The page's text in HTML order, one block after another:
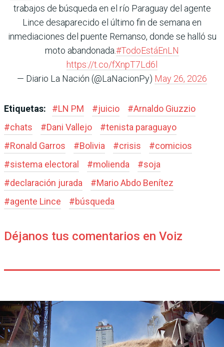
trabajos de búsqueda en el río Paraguay del agente
Lince desaparecido el último fin de semana en
inmediaciones del puente Remanso, donde se halló su
moto abandonada.#TodoEstáEnLN
https://t.co/fXnpT7Ld6l
— Diario La Nación (@LaNacionPy) May 26, 2026
Etiquetas: #LN PM #juicio #Arnaldo Giuzzio
#chats #Dani Vallejo #tenista paraguayo
#Ronald Garros #Bolivia #crisis #comicios
#sistema electoral #molienda #soja
#declaración jurada #Mario Abdo Benítez
#agente Lince #búsqueda
Déjanos tus comentarios en Voiz